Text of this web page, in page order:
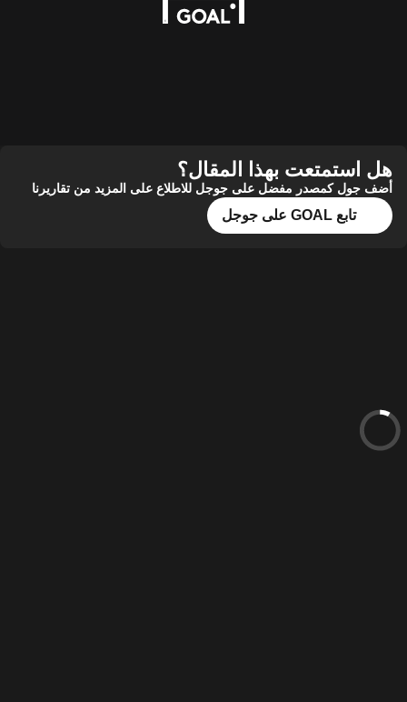
هل استمتعت بهذا المقال؟
أضف جول كمصدر مفضل على جوجل للاطلاع على المزيد من تقاريرنا
تابع GOAL على جوجل